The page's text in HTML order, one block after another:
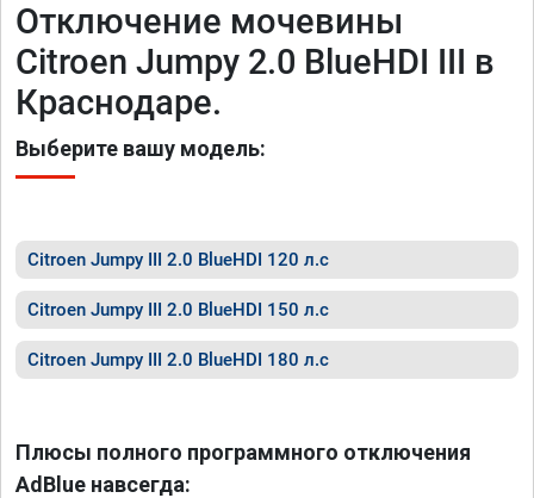
Отключение мочевины
Citroen Jumpy 2.0 BlueHDI III в
Краснодаре.
Выберите вашу модель:
Citroen Jumpy III 2.0 BlueHDI 120 л.с
Citroen Jumpy III 2.0 BlueHDI 150 л.с
Citroen Jumpy III 2.0 BlueHDI 180 л.с
Плюсы полного программного отключения
AdBlue навсегда: